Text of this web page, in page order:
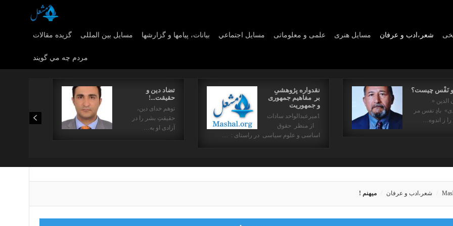
گزیده مقالات مسایل بین المللی بیانات، پیامها و گزارشها مسايل اجتماعي علمی و معلوماتی مسايل هنری شعر،ادب و عرفان
مردم چه مي گويند
تضاد دین و
حقیقت...!
توهم خدای دین،
حقیقتِ بشر را در
آزادی او به…
نقدواره پژوهشیِ
بر مفاهیم جمهوری
و جمهوریت
1میرعبدالواحد سادات
از منظر حقوق
اساسی و علوم سیاسی در راستای : …
و نَفْس چیست؟
الدین «
بادِ نفس مر
را ز اندوه…
شعر،ادب و عرفان ميهنم !